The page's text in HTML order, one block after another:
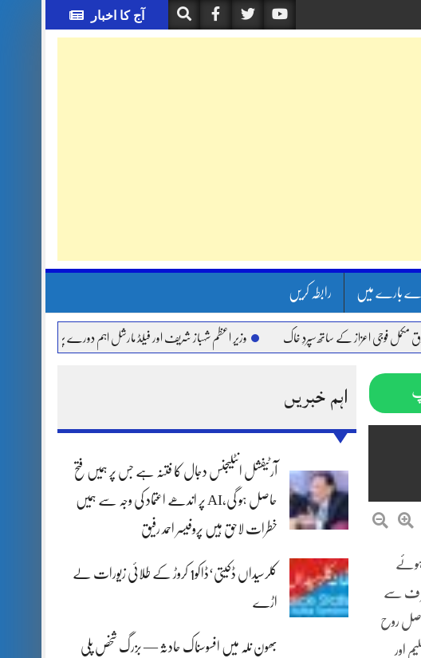
آج کا اخبار
بارے میں رابطہ کریں
فوجی اعزاز کے ساتھ سپردِ خاک وزیر اعظم شہباز شریف اور فیلڈ مارشل اہم دورے پر سعودی عرب روانہ
اہم خبریں
آرٹیفشل انٹلیجنس دجال کا فتنہ ہے جس پر ہمیں فتح
حاصل ہو گی،AI پر اندھے اعتماد کی وجہ سے ہمیں
خطرات لاحق ہیں پروفیسر احمد رفیق
کلرسیداں ڈکیتی‘ڈاکو1 کروڑ کے طلائی زیورات لے
اڑے
بھون نلہ میں افسوسناک حادثہ — بزرگ شخص پلی
طر ف سے
اصل روح
اور